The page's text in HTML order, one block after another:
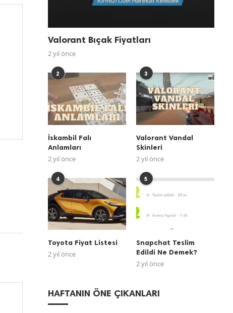
Valorant Bıçak Fiyatları
2 yıl önce
2
İskambil Falı
Anlamları
2 yıl önce
3
Valorant Vandal
Skinleri
2 yıl önce
4
Toyota Fiyat Listesi
2 yıl önce
5
Snapchat Teslim
Edildi Ne Demek?
2 yıl önce
HAFTANIN ÖNE ÇIKANLARI